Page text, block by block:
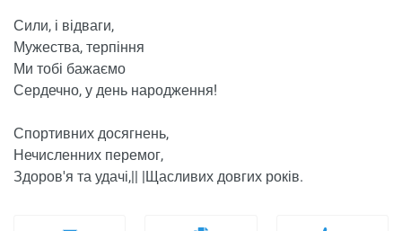
Сили, і відваги,
Мужества, терпіння
Ми тобі бажаємо
Сердечно, у день народження!
Спортивних досягнень,
Нечисленних перемог,
Здоров'я та удачі,|| |Щасливих довгих років.